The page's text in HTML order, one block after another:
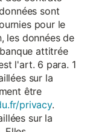
sont
pour le
les données de
attitrée
l'art. 6 para. 1
sur la
être
privacy.
sur la